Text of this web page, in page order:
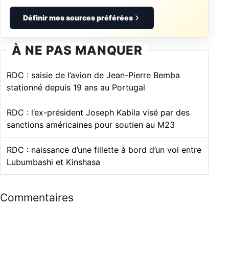
Définir mes sources préférées
À NE PAS MANQUER
RDC : saisie de l’avion de Jean-Pierre Bemba
stationné depuis 19 ans au Portugal
RDC : l’ex-président Joseph Kabila visé par des
sanctions américaines pour soutien au M23
RDC : naissance d’une fillette à bord d’un vol entre
Lubumbashi et Kinshasa
Commentaires